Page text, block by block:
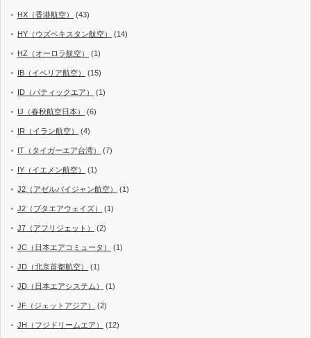
HX（香港航空） (43)
HY（ウズベキスタン航空） (14)
HZ（オーロラ航空） (1)
IB（イベリア航空） (15)
ID（バティックエア） (1)
IJ（春秋航空日本） (6)
IR（イラン航空） (4)
IT（タイガーエア台湾） (7)
IY（イエメン航空） (1)
J2（アゼルバイジャン航空） (1)
J2（ブタエアウェイズ） (1)
J7（アフリジェット） (2)
JC（日本エアコミュータ） (1)
JD（北京首都航空） (1)
JD（日本エアシステム） (1)
JF（ジェットアジア） (2)
JH（フジドリームエア） (12)